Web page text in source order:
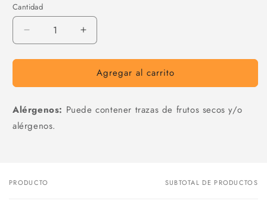
Cantidad
Cantidad
Reducir
cantidad
para
de
y
caramelo
Aumentar
cantidad
para
Cobertura
de
y
Agregar al carrito
Alérgenos: Puede contener trazas de frutos secos y/o
alérgenos.
Tu
PRODUCTO SUBTOTAL DE PRODUCTOS